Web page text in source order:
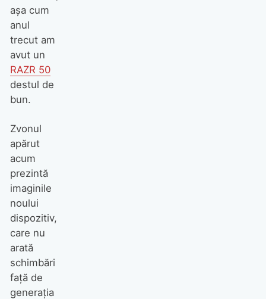
așa cum
anul
trecut am
avut un
RAZR 50
destul de
bun.
Zvonul
apărut
acum
prezintă
imaginile
noului
dispozitiv,
care nu
arată
schimbări
față de
generația